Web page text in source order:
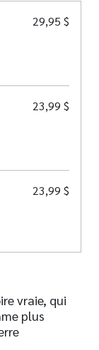
29,95 $
23,99 $
23,99 $
vraie, qui
plus